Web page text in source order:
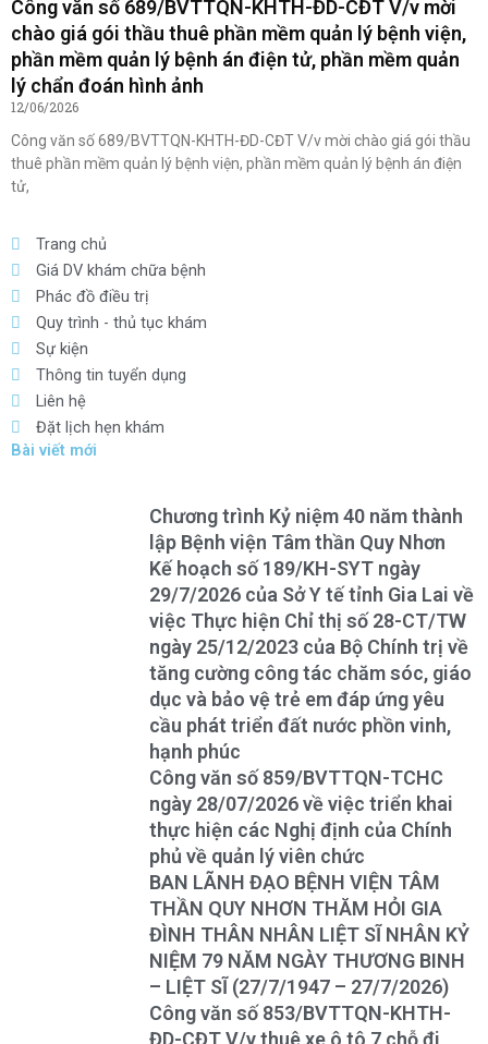
Công văn số 689/BVTTQN-KHTH-ĐD-CĐT V/v mời
chào giá gói thầu thuê phần mềm quản lý bệnh viện,
phần mềm quản lý bệnh án điện tử, phần mềm quản
lý chẩn đoán hình ảnh
12/06/2026
Công văn số 689/BVTTQN-KHTH-ĐD-CĐT V/v mời chào giá gói thầu
thuê phần mềm quản lý bệnh viện, phần mềm quản lý bệnh án điện
tử,
Trang chủ
Giá DV khám chữa bệnh
Phác đồ điều trị
Quy trình - thủ tục khám
Sự kiện
Thông tin tuyển dụng
Liên hệ
Đặt lịch hẹn khám
Bài viết mới
Chương trình Kỷ niệm 40 năm thành
lập Bệnh viện Tâm thần Quy Nhơn
Kế hoạch số 189/KH-SYT ngày
29/7/2026 của Sở Y tế tỉnh Gia Lai về
việc Thực hiện Chỉ thị số 28-CT/TW
ngày 25/12/2023 của Bộ Chính trị về
tăng cường công tác chăm sóc, giáo
dục và bảo vệ trẻ em đáp ứng yêu
cầu phát triển đất nước phồn vinh,
hạnh phúc
Công văn số 859/BVTTQN-TCHC
ngày 28/07/2026 về việc triển khai
thực hiện các Nghị định của Chính
phủ về quản lý viên chức
BAN LÃNH ĐẠO BỆNH VIỆN TÂM
THẦN QUY NHƠN THĂM HỎI GIA
ĐÌNH THÂN NHÂN LIỆT SĨ NHÂN KỶ
NIỆM 79 NĂM NGÀY THƯƠNG BINH
– LIỆT SĨ (27/7/1947 – 27/7/2026)
Công văn số 853/BVTTQN-KHTH-
ĐD-CĐT V/v thuê xe ô tô 7 chỗ đi